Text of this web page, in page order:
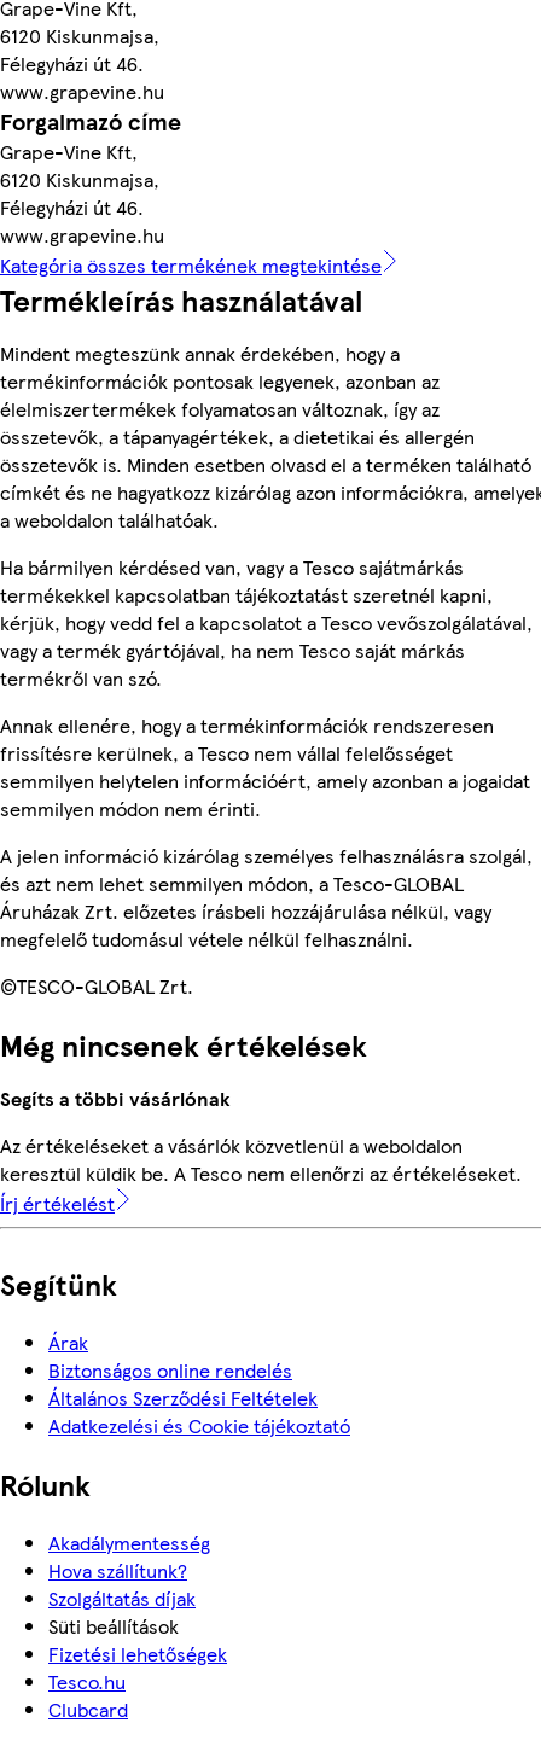
Grape-Vine Kft,
6120 Kiskunmajsa,
Félegyházi út 46.
www.grapevine.hu
Forgalmazó címe
Grape-Vine Kft,
6120 Kiskunmajsa,
Félegyházi út 46.
www.grapevine.hu
Kategória összes termékének megtekintése
Termékleírás használatával
Mindent megteszünk annak érdekében, hogy a
termékinformációk pontosak legyenek, azonban az
élelmiszertermékek folyamatosan változnak, így az
összetevők, a tápanyagértékek, a dietetikai és allergén
összetevők is. Minden esetben olvasd el a terméken található
címkét és ne hagyatkozz kizárólag azon információkra,
a weboldalon találhatóak.
Ha bármilyen kérdésed van, vagy a Tesco sajátmárkás
termékekkel kapcsolatban tájékoztatást szeretnél kapni,
kérjük, hogy vedd fel a kapcsolatot a Tesco vevőszolgálatával,
vagy a termék gyártójával, ha nem Tesco saját márkás
termékről van szó.
Annak ellenére, hogy a termékinformációk rendszeresen
frissítésre kerülnek, a Tesco nem vállal felelősséget
semmilyen helytelen információért, amely azonban a jogaidat
semmilyen módon nem érinti.
A jelen információ kizárólag személyes felhasználásra szolgál,
és azt nem lehet semmilyen módon, a Tesco-GLOBAL
Áruházak Zrt. előzetes írásbeli hozzájárulása nélkül, vagy
megfelelő tudomásul vétele nélkül felhasználni.
©TESCO-GLOBAL Zrt.
Még nincsenek értékelések
Segíts a többi vásárlónak
Az értékeléseket a vásárlók közvetlenül a weboldalon
keresztül küldik be. A Tesco nem ellenőrzi az értékeléseket.
Írj értékelést
Segítünk
Árak
Biztonságos online rendelés
Általános Szerződési Feltételek
Adatkezelési és Cookie tájékoztató
Rólunk
Akadálymentesség
Hova szállítunk?
Szolgáltatás díjak
Süti beállítások
Fizetési lehetőségek
Tesco.hu
Clubcard